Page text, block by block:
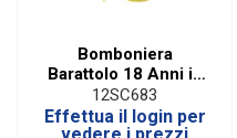
Bomboniera
Barattolo 18 Anni in
Vetro con
Campanellina e
Fiocco 6 Assortiti (6
12SC683
Effettua il login per